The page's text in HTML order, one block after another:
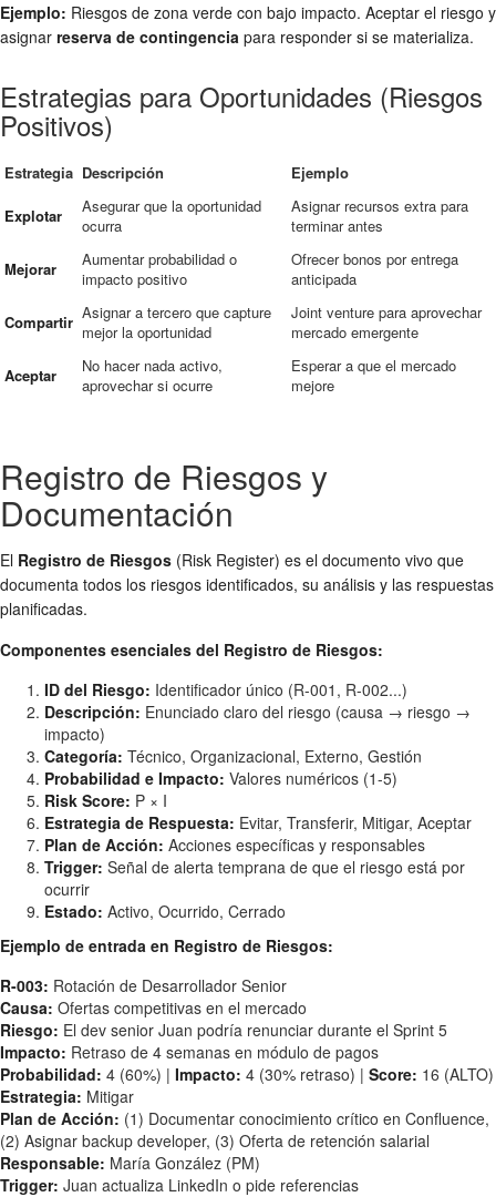
Ejemplo: Riesgos de zona verde con bajo impacto. Aceptar el riesgo y
asignar reserva de contingencia para responder si se materializa.
Estrategias para Oportunidades (Riesgos
Positivos)
Estrategia Descripción Ejemplo
Explotar
Asegurar que la oportunidad
ocurra
Asignar recursos extra para
terminar antes
Mejorar
Aumentar probabilidad o
impacto positivo
Ofrecer bonos por entrega
anticipada
Compartir Asignar a tercero que capture
mejor la oportunidad
Joint venture para aprovechar
mercado emergente
Aceptar
No hacer nada activo,
aprovechar si ocurre
Esperar a que el mercado
mejore
Registro de Riesgos y
Documentación
El Registro de Riesgos (Risk Register) es el documento vivo que
documenta todos los riesgos identificados, su análisis y las respuestas
planificadas.
Componentes esenciales del Registro de Riesgos:
ID del Riesgo: Identificador único (R-001, R-002...)
Descripción: Enunciado claro del riesgo (causa → riesgo →
impacto)
Categoría: Técnico, Organizacional, Externo, Gestión
Probabilidad e Impacto: Valores numéricos (1-5)
Risk Score: P × I
Estrategia de Respuesta: Evitar, Transferir, Mitigar, Aceptar
Plan de Acción: Acciones específicas y responsables
Trigger: Señal de alerta temprana de que el riesgo está por
ocurrir
Estado: Activo, Ocurrido, Cerrado
Ejemplo de entrada en Registro de Riesgos:
R-003: Rotación de Desarrollador Senior
Causa: Ofertas competitivas en el mercado
Riesgo: El dev senior Juan podría renunciar durante el Sprint 5
Impacto: Retraso de 4 semanas en módulo de pagos
Probabilidad: 4 (60%) | Impacto: 4 (30% retraso) | Score: 16 (ALTO)
Estrategia: Mitigar
Plan de Acción: (1) Documentar conocimiento crítico en Confluence,
(2) Asignar backup developer, (3) Oferta de retención salarial
Responsable: María González (PM)
Trigger: Juan actualiza LinkedIn o pide referencias